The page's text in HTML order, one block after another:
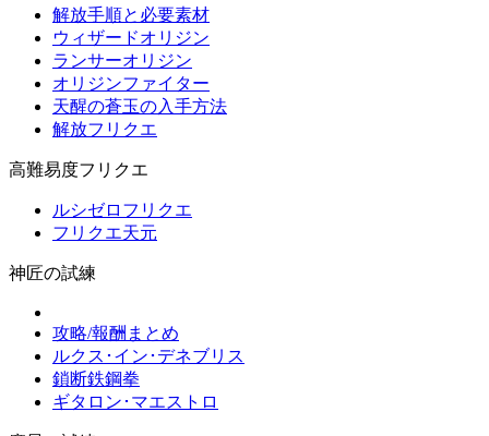
解放手順と必要素材
ウィザードオリジン
ランサーオリジン
オリジンファイター
天醒の蒼玉の入手方法
解放フリクエ
高難易度フリクエ
ルシゼロフリクエ
フリクエ天元
神匠の試練
攻略/報酬まとめ
ルクス･イン･デネブリス
鎖断鉄鋼拳
ギタロン･マエストロ